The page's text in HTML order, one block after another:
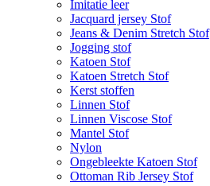
Imitatie leer
Jacquard jersey Stof
Jeans & Denim Stretch Stof
Jogging stof
Katoen Stof
Katoen Stretch Stof
Kerst stoffen
Linnen Stof
Linnen Viscose Stof
Mantel Stof
Nylon
Ongebleekte Katoen Stof
Ottoman Rib Jersey Stof